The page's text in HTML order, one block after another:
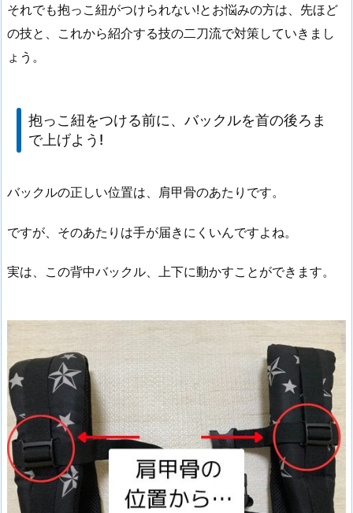
それでも抱っこ紐がつけられない!とお悩みの方は、先ほど
の技と、これから紹介する技の二刀流で対策していきまし
ょう。
抱っこ紐をつける前に、バックルを首の後ろま
で上げよう!
バックルの正しい位置は、肩甲骨のあたりです。
ですが、そのあたりは手が届きにくいんですよね。
実は、この背中バックル、上下に動かすことができます。